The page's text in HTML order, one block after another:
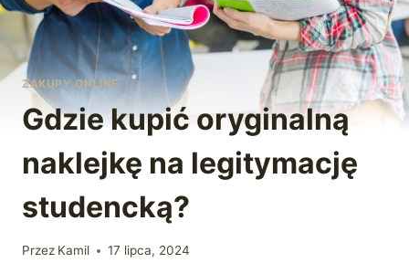
ZAKUPY ONLINE
Gdzie kupić oryginalną
naklejkę na legitymację
studencką?
Przez Kamil 17 lipca, 2024